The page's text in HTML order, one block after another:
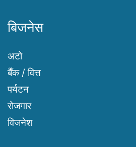
बिजनेस
अटो
बैँक / वित्त
पर्यटन
रोजगार
विजनेश